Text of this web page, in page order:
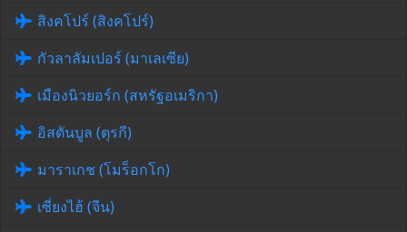
สิงคโปร์ (สิงคโปร์)
กัวลาลัมเปอร์ (มาเลเซีย)
เมืองนิวยอร์ก (สหรัฐอเมริกา)
อิสตันบูล (ตุรกี)
มาราเกช (โมร็อกโก)
เซี่ยงไฮ้ (จีน)